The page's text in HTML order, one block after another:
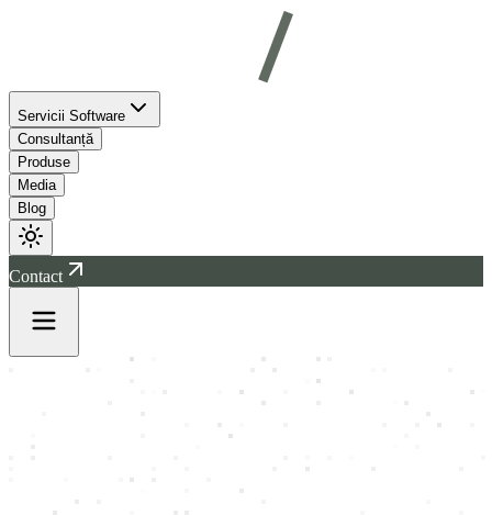
Servicii Software
Consultanță
Produse
Media
Blog
Contact